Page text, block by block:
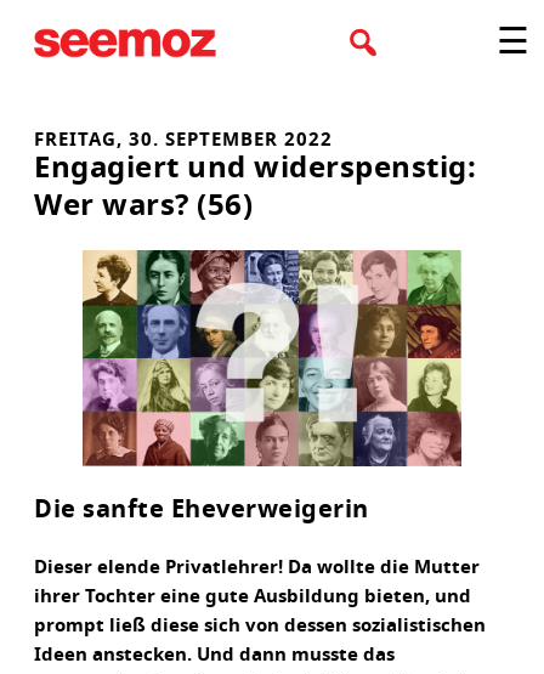
Inhalt
☰
FREITAG, 30. SEPTEMBER 2022
Engagiert und widerspenstig:
Wer wars? (56)
Die sanfte Eheverweigerin
Dieser elende Privatlehrer! Da wollte die Mutter
ihrer Tochter eine gute Ausbildung bieten, und
prompt ließ diese sich von dessen sozialistischen
Ideen anstecken. Und dann musste das